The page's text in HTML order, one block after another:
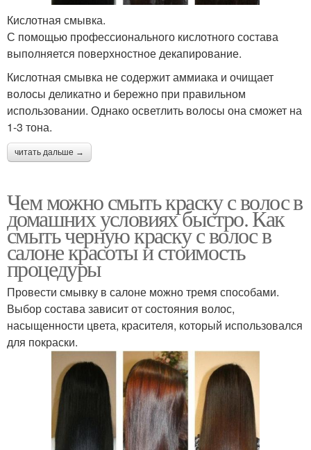
Кислотная смывка.
С помощью профессионального кислотного состава
выполняется поверхностное декапирование.
Кислотная смывка не содержит аммиака и очищает
волосы деликатно и бережно при правильном
использовании. Однако осветлить волосы она сможет на
1-3 тона.
читать дальше →
Чем можно смыть краску с волос в
домашних условиях быстро. Как
смыть черную краску с волос в
салоне красоты и стоимость
процедуры
Провести смывку в салоне можно тремя способами.
Выбор состава зависит от состояния волос,
насыщенности цвета, красителя, который использовался
для покраски.